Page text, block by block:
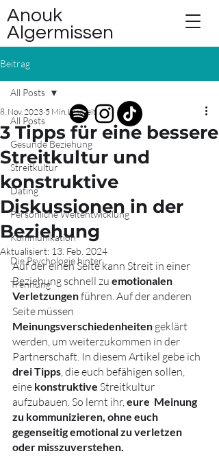
Anouk
Algermissen
Beitrag
All Posts
Gesunde Beziehung
Streitkultur
Dating
Persönliche Weitentwicklung
Kommunikation
Die Psychologie hinter...
Trennung
All Posts
3 Tipps für eine bessere
Streitkultur und
konstruktive
Diskussionen in der
Beziehung
8. Nov. 2023 5 Min. Lesezeit
Aktualisiert: 13. Feb. 2024
Auf der einen Seite kann Streit in einer
Beziehung schnell zu emotionalen
Verletzungen führen. Auf der anderen
Seite müssen
Meinungsverschiedenheiten geklärt
werden, um weiterzukommen in der
Partnerschaft. In diesem Artikel gebe ich
drei Tipps, die euch befähigen sollen,
eine konstruktive Streitkultur
aufzubauen. So lernt ihr, eure  Meinung
zu kommunizieren, ohne euch
gegenseitig emotional zu verletzen
oder misszuverstehen.